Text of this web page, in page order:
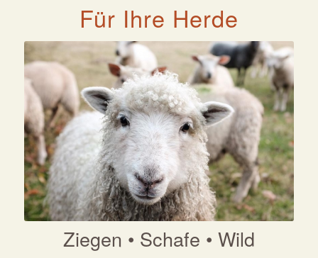
Für Ihre Herde
Ziegen • Schafe • Wild